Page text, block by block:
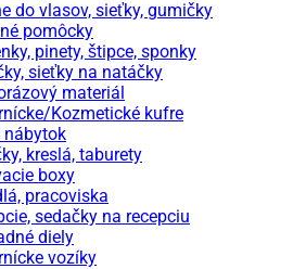
do vlasov, sieťky, gumičky
pomôcky
pinety, štipce, sponky
sieťky na natáčky
materiál
Kozmetické kufre
nábytok
kreslá, taburety
boxy
pracoviska
sedačky na recepciu
diely
vozíky